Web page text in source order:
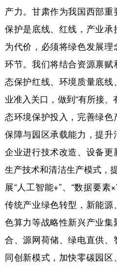
产力。甘肃作为我国西部
保护是底线、红线，产业
为代价，必须将绿色发展
环节。我们将结合资源禀
态保护红线、环境质量底
业准入关口，做到“有所接
态环境保护投入，完善绿
保障与园区承载能力，提
企业进行技术改造、设备
生产技术和清洁生产模式，
展“人工智能+”、“数据要素
传统产业绿色转型，新能
色算力等战略性新兴产业
合、源网荷储、绿电直供
同创新模式，加快零碳园